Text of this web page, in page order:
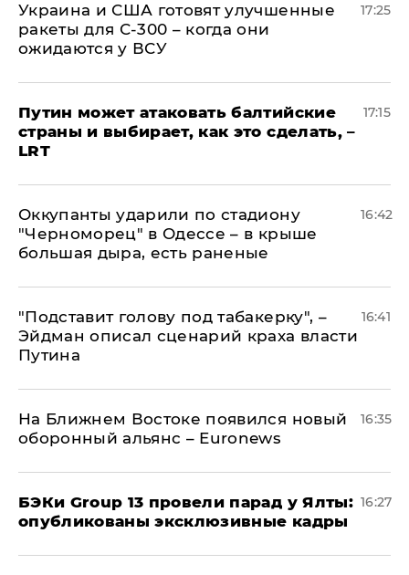
Украина и США готовят улучшенные
ракеты для С-300 – когда они
ожидаются у ВСУ
17:25
Путин может атаковать балтийские
страны и выбирает, как это сделать, –
LRT
17:15
Оккупанты ударили по стадиону
"Черноморец" в Одессе – в крыше
большая дыра, есть раненые
16:42
​"Подставит голову под табакерку", –
Эйдман описал сценарий краха власти
Путина
16:41
На Ближнем Востоке появился новый
оборонный альянс – Euronews
16:35
​БЭКи Group 13 провели парад у Ялты:
опубликованы эксклюзивные кадры
16:27